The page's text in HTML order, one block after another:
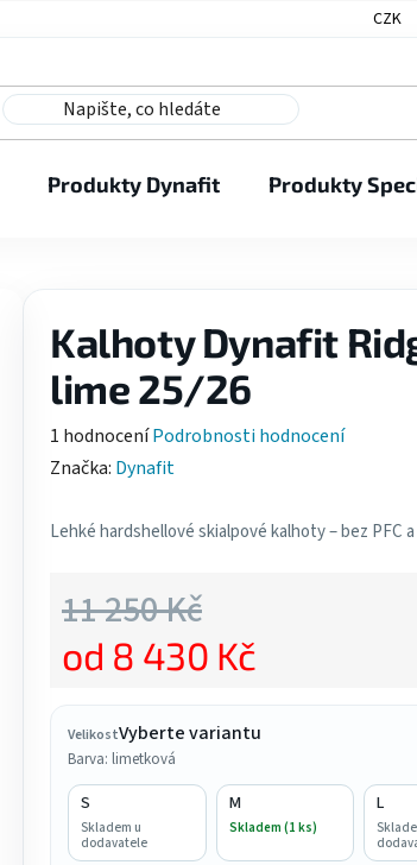
CZK
Produkty Dynafit Produkty
Kalhoty Dynafit
lime 25/26
Průměrné
hodnocení
je
hvězdiček.
1 hodnoceníPodrobnosti hodnocení
Značka: Dynafit
Lehké hardshellové skialpové kalhoty – bez PFC
VelikostVyberte variantu
Barva: limetková
S
Skladem u
dodavatele
M
Skladem (1 ks)
L
11 250 Kč
od 8 430 Kč